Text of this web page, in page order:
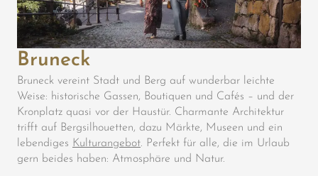
Bruneck
Bruneck vereint Stadt und Berg auf wunderbar leichte
Weise: historische Gassen, Boutiquen und Cafés – und der
Kronplatz quasi vor der Haustür. Charmante Architektur
trifft auf Bergsilhouetten, dazu Märkte, Museen und ein
lebendiges Kulturangebot. Perfekt für alle, die im Urlaub
gern beides haben: Atmosphäre und Natur.